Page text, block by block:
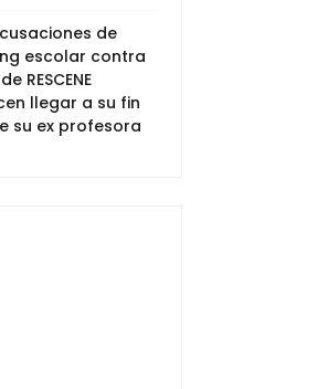
de
escolar contra
RESCENE
llegar a su fin
su ex profesora